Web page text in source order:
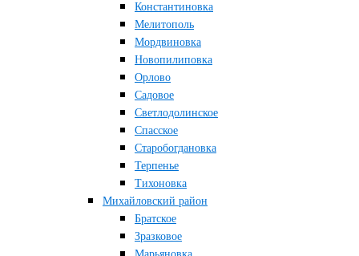
Константиновка
Мелитополь
Мордвиновка
Новопилиповка
Орлово
Садовое
Светлодолинское
Спасское
Старобогдановка
Терпенье
Тихоновка
Михайловский район
Братское
Зразковое